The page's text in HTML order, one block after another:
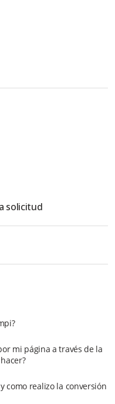
Wompi?
a través de Wompi?
solicitud
mi página a través de la
como realizo la conversión